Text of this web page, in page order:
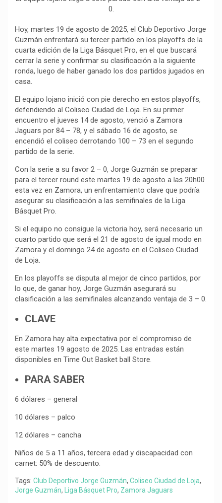
0.
Hoy, martes 19 de agosto de 2025, el Club Deportivo Jorge
Guzmán enfrentará su tercer partido en los playoffs de la
cuarta edición de la Liga Básquet Pro, en el que buscará
cerrar la serie y confirmar su clasificación a la siguiente
ronda, luego de haber ganado los dos partidos jugados en
casa.
El equipo lojano inició con pie derecho en estos playoffs,
defendiendo al Coliseo Ciudad de Loja. En su primer
encuentro el jueves 14 de agosto, venció a Zamora
Jaguars por 84 – 78, y el sábado 16 de agosto, se
encendió el coliseo derrotando 100 – 73 en el segundo
partido de la serie.
Con la serie a su favor 2 – 0, Jorge Guzmán se preparar
para el tercer round este martes 19 de agosto a las 20h00
esta vez en Zamora, un enfrentamiento clave que podría
asegurar su clasificación a las semifinales de la Liga
Básquet Pro.
Si el equipo no consigue la victoria hoy, será necesario un
cuarto partido que será el 21 de agosto de igual modo en
Zamora y el domingo 24 de agosto en el Coliseo Ciudad
de Loja.
En los playoffs se disputa al mejor de cinco partidos, por
lo que, de ganar hoy, Jorge Guzmán asegurará su
clasificación a las semifinales alcanzando ventaja de 3 – 0.
CLAVE
En Zamora hay alta expectativa por el compromiso de
este martes 19 agosto de 2025. Las entradas están
disponibles en Time Out Basket ball Store.
PARA SABER
6 dólares – general
10 dólares – palco
12 dólares – cancha
Niños de 5 a 11 años, tercera edad y discapacidad con
carnet: 50% de descuento.
Tags: Club Deportivo Jorge Guzmán, Coliseo Ciudad de Loja,
Jorge Guzmán, Liga Básquet Pro, Zamora Jaguars